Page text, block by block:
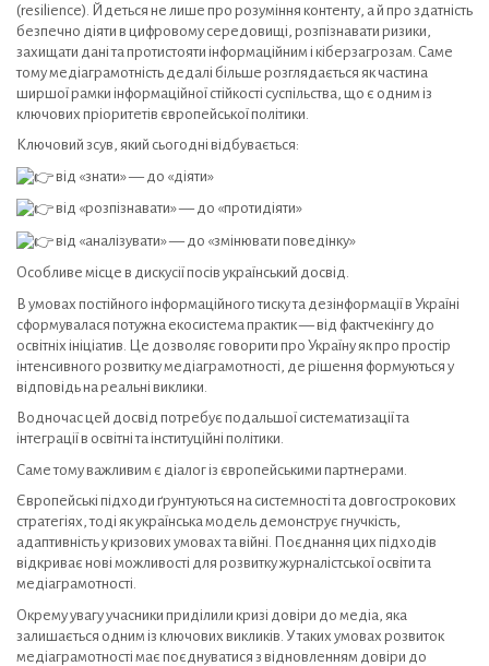
(resilience). Йдеться не лише про розуміння контенту, а й про здатність
безпечно діяти в цифровому середовищі, розпізнавати ризики,
захищати дані та протистояти інформаційним і кіберзагрозам. Саме
тому медіаграмотність дедалі більше розглядається як частина
ширшої рамки інформаційної стійкості суспільства, що є одним із
ключових пріоритетів європейської політики.
Ключовий зсув, який сьогодні відбувається:
від «знати» — до «діяти»
від «розпізнавати» — до «протидіяти»
від «аналізувати» — до «змінювати поведінку»
Особливе місце в дискусії посів український досвід.
В умовах постійного інформаційного тиску та дезінформації в Україні
сформувалася потужна екосистема практик — від фактчекінгу до
освітніх ініціатив. Це дозволяє говорити про Україну як про простір
інтенсивного розвитку медіаграмотності, де рішення формуються у
відповідь на реальні виклики.
Водночас цей досвід потребує подальшої систематизації та
інтеграції в освітні та інституційні політики.
Саме тому важливим є діалог із європейськими партнерами.
Європейські підходи ґрунтуються на системності та довгострокових
стратегіях, тоді як українська модель демонструє гнучкість,
адаптивність у кризових умовах та війні. Поєднання цих підходів
відкриває нові можливості для розвитку журналістської освіти та
медіаграмотності.
Окрему увагу учасники приділили кризі довіри до медіа, яка
залишається одним із ключових викликів. У таких умовах розвиток
медіаграмотності має поєднуватися з відновленням довіри до